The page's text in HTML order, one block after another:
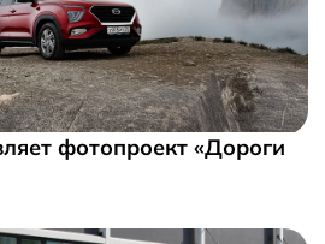
фотопроект «Дороги